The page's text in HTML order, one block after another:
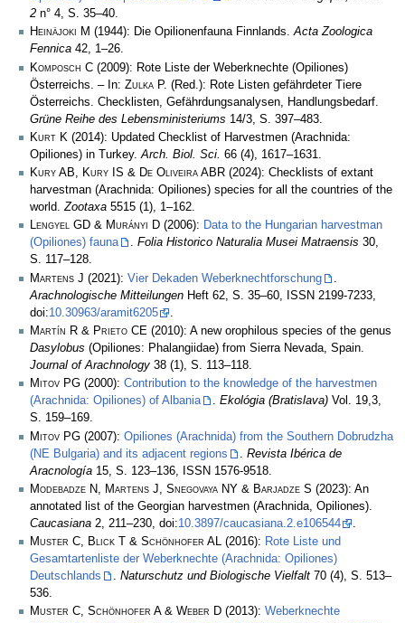
2 n° 4, S. 35–40.
Heinäjoki M (1944): Die Opilionenfauna Finnlands.Acta Zoologica
Fennica 42, 1–26.
Komposch C (2009): Rote Liste der Weberknechte (Opiliones)
Österreichs. – In: Zulka P. (Red.): Rote Listen gefährdeter Tiere
Österreichs. Checklisten, Gefährdungsanalysen, Handlungsbedarf.
Grüne Reihe des Lebensministeriums 14/3, S. 397–483.
Kurt K (2014): Updated Checklist of Harvestmen (Arachnida:
Opiliones) in Turkey.Arch. Biol. Sci. 66 (4), 1617–1631.
Kury AB, Kury IS & De Oliveira ABR (2024): Checklists of extant
harvestman (Arachnida: Opiliones) species for all the countries of the
world.Zootaxa 5515 (1), 1–162.
Lengyel GD & Murányi D (2006): Data to the Hungarian harvestman
(Opiliones) fauna
. Folia Historico Naturalia Musei Matraensis 30,
S. 117–128.
Martens J (2021): Vier Dekaden Weberknechtforschung
Arachnologische Mitteilungen Heft 62, S. 35–60, ISSN 2199-7233,
doi:10.30963/aramit6205
Martín R & Prieto CE (2010): A new orophilous species of the genus
Dasylobus (Opiliones: Phalangiidae) from Sierra Nevada, Spain.
Journal of Arachnology 38 (1), S. 113–118.
Mitov PG (2000): Contribution to the knowledge of the harvestmen
(Arachnida: Opiliones) of Albania
. Ekológia (Bratislava) Vol. 19,3,
S. 159–169.
Mitov PG (2007): Opiliones (Arachnida) from the Southern Dobrudzha
(NE Bulgaria) and its adjacent regions
Revista Ibérica de
Aracnología 15, S. 123–136, ISSN 1576-9518.
Modebadze N, Martens J, Snegovaya NY & Barjadze S (2023): An
annotated list of the Georgian harvestmen (Arachnida, Opiliones).
Caucasiana 2, 211–230, doi:10.3897/caucasiana.2.e106544
Muster C, Blick T & Schönhofer AL (2016): Rote Liste und
Gesamtartenliste der Weberknechte (Arachnida: Opiliones)
Deutschlands
. Naturschutz und Biologische Vielfalt 70 (4), S. 513–
536.
Muster C, Schönhofer A & Weber D (2013): Weberknechte